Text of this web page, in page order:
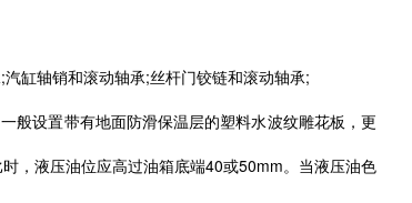
缸轴销和滚动轴承;丝杆门铰链和滚动轴承;
般设置带有地面防滑保温层的塑料水波纹雕花板，更
，液压油位应高过油箱底端40或50mm。当液压油色